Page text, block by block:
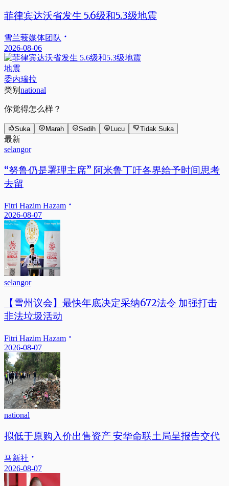
菲律宾达沃省发生 5.6级和5.3级地震
雪兰莪媒体团队
2026-08-06
地震
委内瑞拉
类别 national
你觉得怎么样？
Suka Marah Sedih Lucu Tidak Suka
最新
selangor
“努鲁仍是署理主席” 阿米鲁丁吁各界给予时间思考
去留
Fitri Hazim Hazam
2026-08-07
selangor
【雪州议会】最快年底决定采纳672法令 加强打击
非法垃圾活动
Fitri Hazim Hazam
2026-08-07
national
拟低于原购入价出售资产 安华命联土局呈报告交代
马新社
2026-08-07